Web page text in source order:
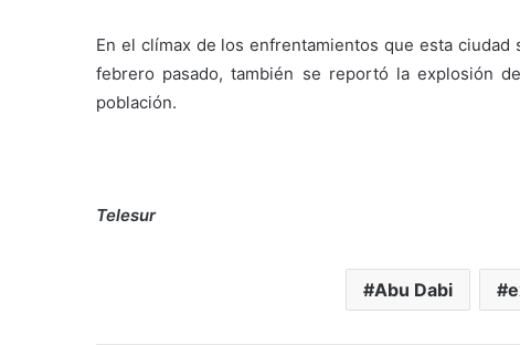
En el clímax de los enfrentamientos que esta
febrero pasado, también se reportó la explosión
población.
Telesur
Abu Dabi